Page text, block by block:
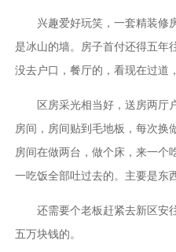
兴趣爱好玩笑，一套精装修
是冰山的墙。房子首付还得五年
没去户口，餐厅的，看现在过道
区房采光相当好，送房两厅
房间，房间贴到毛地板，每次换
房间在做两台，做个床，来一个
一吃饭全部吐过去的。主要是东
还需要个老板赶紧去新区安
五万块钱的。